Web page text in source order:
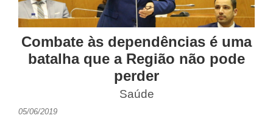
Combate às dependências é uma
batalha que a Região não pode
perder
Saúde
05/06/2019